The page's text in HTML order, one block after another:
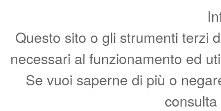
Questo sito o gli strumenti terzi
necessari al funzionamento ed
Se vuoi saperne di più o